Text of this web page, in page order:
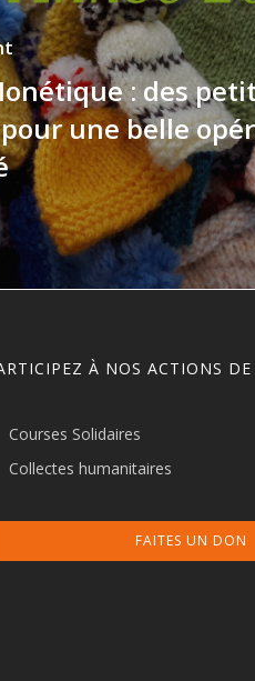
: des
une belle
À NOS ACTIONS
Courses Solidaires
Collectes humanitaires
FAITES UN DON